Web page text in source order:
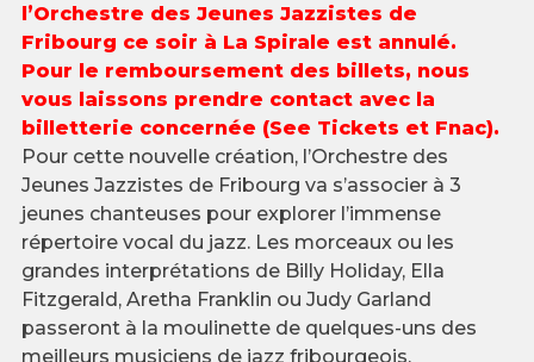
l’Orchestre des Jeunes Jazzistes de
Fribourg ce soir à La Spirale est annulé.
Pour le remboursement des billets, nous
vous laissons prendre contact avec la
billetterie concernée (See Tickets et Fnac).
Pour cette nouvelle création, l’Orchestre des
Jeunes Jazzistes de Fribourg va s’associer à 3
jeunes chanteuses pour explorer l’immense
répertoire vocal du jazz. Les morceaux ou les
grandes interprétations de Billy Holiday, Ella
Fitzgerald, Aretha Franklin ou Judy Garland
passeront à la moulinette de quelques-uns des
meilleurs musiciens de jazz fribourgeois.